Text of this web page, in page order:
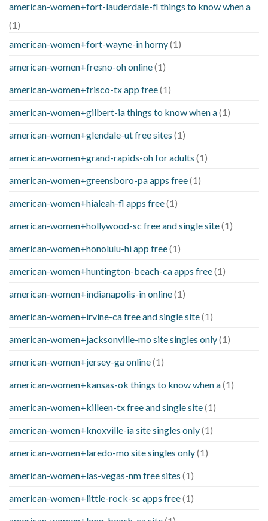
american-women+fort-lauderdale-fl things to know when a
(1)
american-women+fort-wayne-in horny(1)
american-women+fresno-oh online(1)
american-women+frisco-tx app free(1)
american-women+gilbert-ia things to know when a(1)
american-women+glendale-ut free sites (1)
american-women+grand-rapids-oh for adults (1)
american-women+greensboro-pa apps free(1)
american-women+hialeah-fl apps free(1)
american-women+hollywood-sc free and single site(1)
american-women+honolulu-hi app free(1)
american-women+huntington-beach-ca apps free(1)
american-women+indianapolis-in online(1)
american-women+irvine-ca free and single site(1)
american-women+jacksonville-mo site singles only(1)
american-women+jersey-ga online(1)
american-women+kansas-ok things to know when a(1)
american-women+killeen-tx free and single site(1)
american-women+knoxville-ia site singles only(1)
american-women+laredo-mo site singles only(1)
american-women+las-vegas-nm free sites (1)
american-women+little-rock-sc apps free(1)